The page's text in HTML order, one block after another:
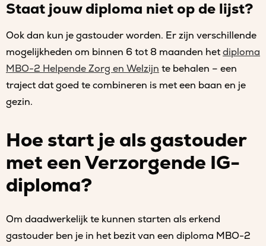
Staat jouw diploma niet op de lijst?
Ook dan kun je gastouder worden. Er zijn verschillende
mogelijkheden om binnen 6 tot 8 maanden het diploma
MBO-2 Helpende Zorg en Welzijn te behalen – een
traject dat goed te combineren is met een baan en je
gezin.
Hoe start je als gastouder
met een Verzorgende IG-
diploma?
Om daadwerkelijk te kunnen starten als erkend
gastouder ben je in het bezit van een diploma MBO-2